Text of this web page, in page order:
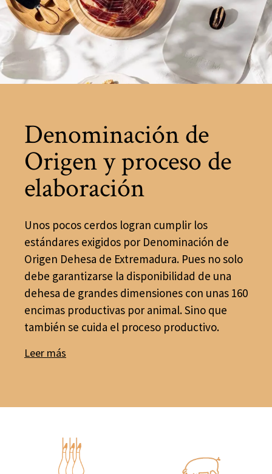
Denominación de
Origen y proceso de
elaboración
Unos pocos cerdos logran cumplir los
estándares exigidos por Denominación de
Origen Dehesa de Extremadura. Pues no solo
debe garantizarse la disponibilidad de una
dehesa de grandes dimensiones con unas 160
encimas productivas por animal. Sino que
también se cuida el proceso productivo.
Leer más